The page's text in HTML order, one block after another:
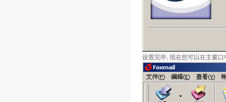
设置完毕, 现在您可以在主窗